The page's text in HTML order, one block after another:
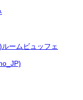
ルームビュッフェ